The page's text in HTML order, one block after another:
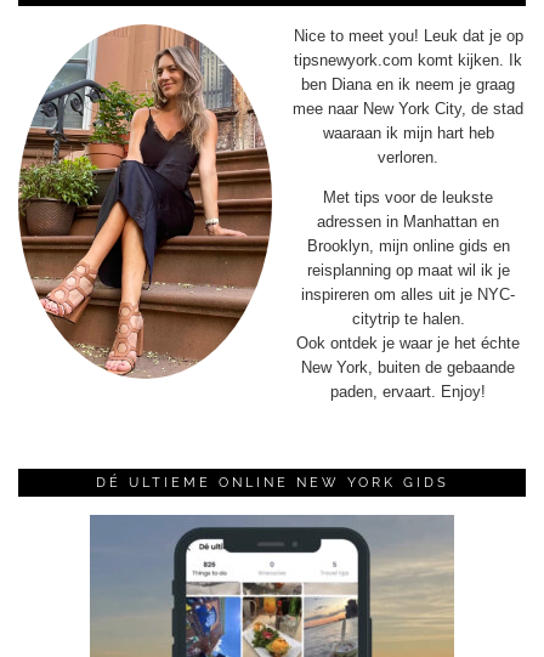
Nice to meet you! Leuk dat je op
tipsnewyork.com komt kijken. Ik
ben Diana en ik neem je graag
mee naar New York City, de stad
waaraan ik mijn hart heb
verloren.
Met tips voor de leukste
adressen in Manhattan en
Brooklyn, mijn online gids en
reisplanning op maat wil ik je
inspireren om alles uit je NYC-
citytrip te halen.
Ook ontdek je waar je het échte
New York, buiten de gebaande
paden, ervaart. Enjoy!
DÉ ULTIEME ONLINE NEW YORK GIDS